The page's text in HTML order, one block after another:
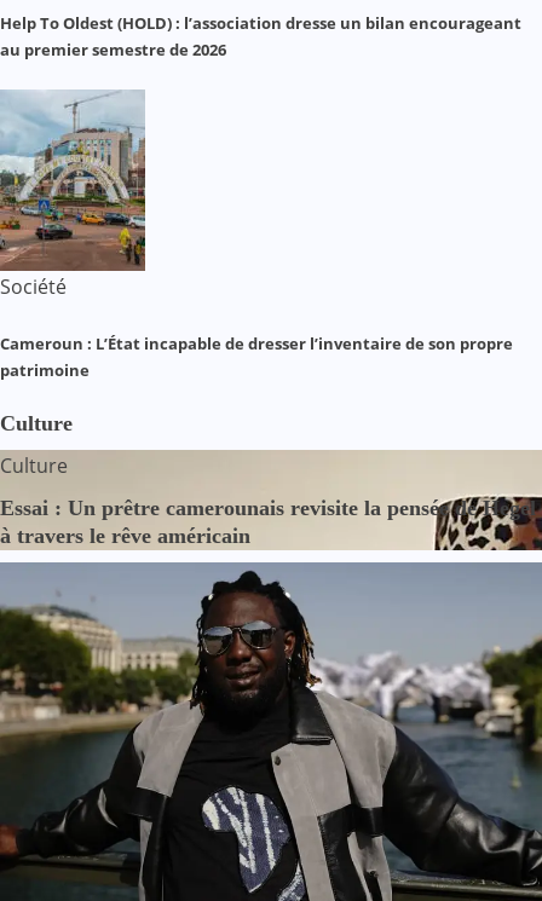
Help To Oldest (HOLD) : l’association dresse un bilan encourageant
au premier semestre de 2026
Société
Cameroun : L’État incapable de dresser l’inventaire de son propre
patrimoine
Culture
Culture
Essai : Un prêtre camerounais revisite la pensée de Hegel
à travers le rêve américain